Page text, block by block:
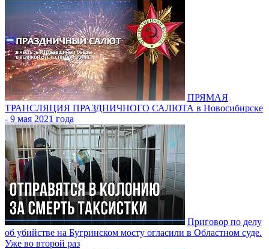
ПРЯМАЯ
ТРАНСЛЯЦИЯ ПРАЗДНИЧНОГО САЛЮТА в Новосибирске
- 9 мая 2021 года
Приговор по делу
об убийстве на Бугринском мосту огласили в Областном суде.
Уже во второй раз